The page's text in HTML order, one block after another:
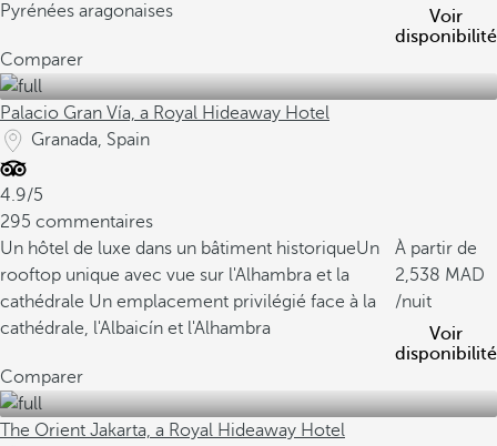
Pyrénées aragonaises
Voir
disponibilité
Comparer
Palacio Gran Vía, a Royal Hideaway Hotel
Granada, Spain
4.9/5
295 commentaires
Un hôtel de luxe dans un bâtiment historiqueUn
rooftop unique avec vue sur l'Alhambra et la
cathédrale Un emplacement privilégié face à la
cathédrale, l'Albaicín et l'Alhambra
À partir de
2,538
/nuit
Voir
disponibilité
Comparer
The Orient Jakarta, a Royal Hideaway Hotel